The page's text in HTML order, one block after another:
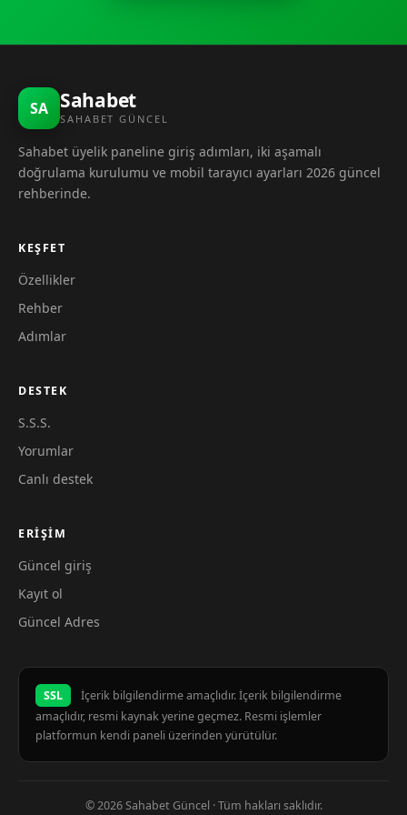
SA Sahabet
SAHABET GÜNCEL
Sahabet üyelik paneline giriş adımları, iki aşamalı
doğrulama kurulumu ve mobil tarayıcı ayarları 2026 güncel
rehberinde.
KEŞFET
Özellikler
Rehber
Adımlar
DESTEK
S.S.S.
Yorumlar
Canlı destek
ERIŞIM
Güncel giriş
Kayıt ol
Güncel Adres
SSL
İçerik bilgilendirme amaçlıdır. İçerik bilgilendirme
amaçlıdır, resmi kaynak yerine geçmez. Resmi işlemler
platformun kendi paneli üzerinden yürütülür.
© 2026 Sahabet Güncel · Tüm hakları saklıdır.